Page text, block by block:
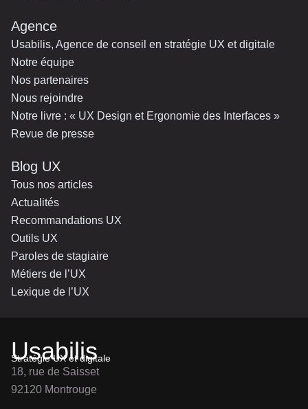
Agence
Usabilis, Agence de conseil en stratégie UX et digitale
Notre équipe
Nos partenaires
Nous rejoindre
Notre livre : « UX Design et Ergonomie des Interfaces »
Revue de presse
Blog UX
Tous nos articles
Actualités
Recommandations UX
Outils UX
Paroles de stagiaire
Métiers de l’UX
Lexique de l’UX
Usabilis
Stratégie UX et digitale
18, rue de Saisset
92120 Montrouge